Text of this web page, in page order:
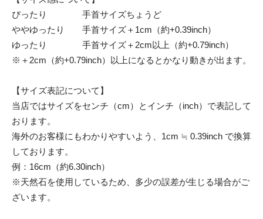
ぴったり 手首サイズちょうど
ややゆったり 手首サイズ＋1cm（約+0.39inch）
ゆったり 手首サイズ＋2cm以上（約+0.79inch）
※＋2cm（約+0.79inch）以上になるとかなり動きが出ます。
【サイズ表記について】
当店ではサイズをセンチ（cm）とインチ（inch）で表記して
おります。
海外のお客様にもわかりやすいよう、1cm ≒ 0.39inch で換算
しております。
例：16cm（約6.30inch）
※天然石を使用しているため、多少の誤差が生じる場合がご
ざいます。